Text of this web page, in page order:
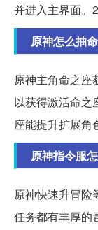
并进入主界面。
原神怎么抽
原神主角命之座
以获得激活命之
座能提升扩展角
原神指令服
原神快速升冒险
任务都有丰厚的